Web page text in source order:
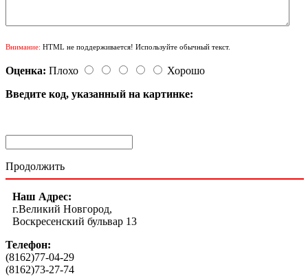
Внимание: HTML не поддерживается! Используйте обычный текст.
Оценка: Плохо
Хорошо
Введите код, указанный на картинке:
Продолжить
Наш Адрес:
г.Великий Новгород,
Воскресенский бульвар 13
Телефон:
(8162)77-04-29
(8162)73-27-74